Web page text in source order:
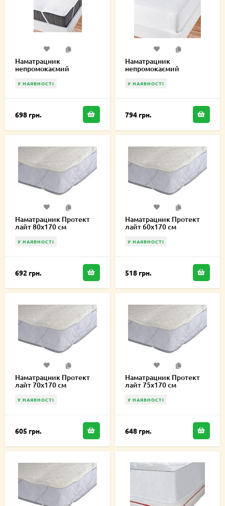
Наматрацник
непромокаємий
У НАЯВНОСТІ
698 грн.
Наматрацник
непромокаємий
см
У НАЯВНОСТІ
794 грн.
Наматрацник Протект
лайт 80х170 см
У НАЯВНОСТІ
692 грн.
Наматрацник Протект
лайт 60х170 см
У НАЯВНОСТІ
518 грн.
Наматрацник Протект
лайт 70х170 см
У НАЯВНОСТІ
605 грн.
Наматрацник Протект
лайт 75х170 см
У НАЯВНОСТІ
648 грн.